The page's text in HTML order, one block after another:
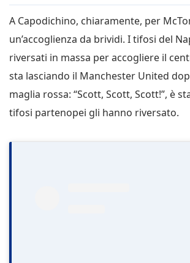
A Capodichino, chiaramente, per
un’accoglienza da brividi. I tifosi del
riversati in massa per accogliere il
sta lasciando il Manchester United
maglia rossa: “Scott, Scott, Scott!”, è
tifosi partenopei gli hanno riversato.